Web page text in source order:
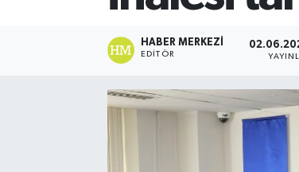
HABER MERKEZI
EDITÖR